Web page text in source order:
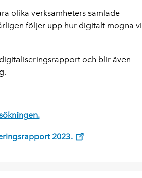
olika verksamheters samlade
följer upp hur digitalt mogna vi
och blir även
2023.